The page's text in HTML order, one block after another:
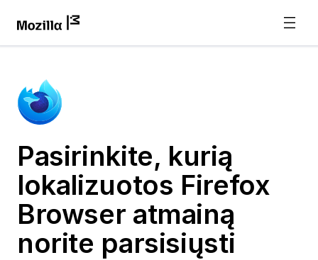
Pasirinkite, kurią
lokalizuotos Firefox
Browser atmainą
norite parsisiųsti